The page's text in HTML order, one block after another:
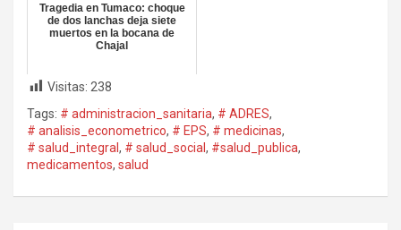
Tragedia en Tumaco: choque
de dos lanchas deja siete
muertos en la bocana de
Chajal
Visitas: 238
Tags: # administracion_sanitaria, # ADRES,
# analisis_econometrico, # EPS, # medicinas,
# salud_integral , # salud_social , #salud_publica,
medicamentos, salud